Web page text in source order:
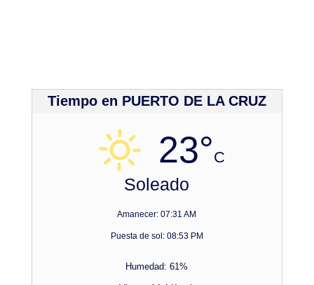
Tiempo en PUERTO DE LA CRUZ
23°C
Soleado
Amanecer: 07:31 AM
Puesta de sol: 08:53 PM
Humedad: 61%